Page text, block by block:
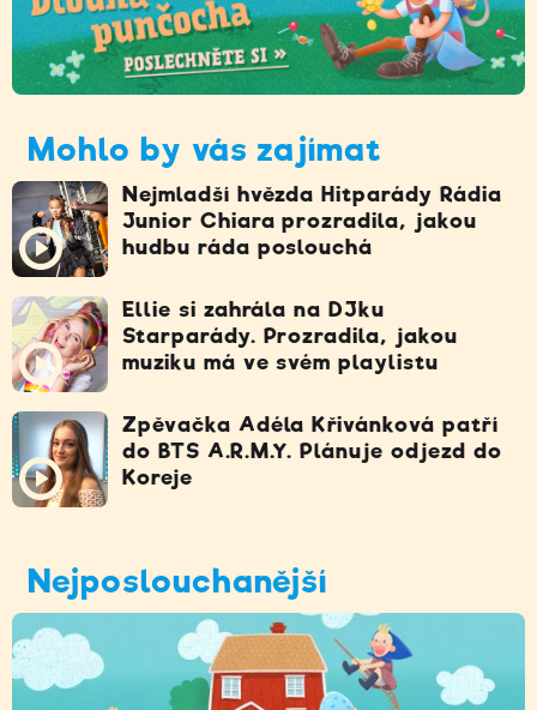
Mohlo by vás zajímat
Nejmladší hvězda Hitparády Rádia
Junior Chiara prozradila, jakou
hudbu ráda poslouchá
Ellie si zahrála na DJku
Starparády. Prozradila, jakou
muziku má ve svém playlistu
Zpěvačka Adéla Křivánková patří
do BTS A.R.M.Y. Plánuje odjezd do
Koreje
Nejposlouchanější